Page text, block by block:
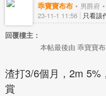
乖寶寶布布 男爵府
23-11-1 11:56 只看該
回覆樓主：
本帖最後由 乖寶寶
渣打3/6個月，2m 5%
賞